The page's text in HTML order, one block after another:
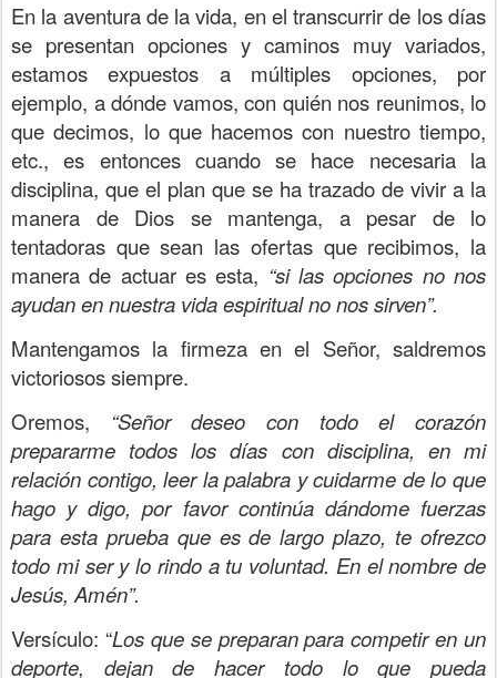
En la aventura de la vida, en el transcurrir de los días
se presentan opciones y caminos muy variados,
estamos expuestos a múltiples opciones, por
ejemplo, a dónde vamos, con quién nos reunimos, lo
que decimos, lo que hacemos con nuestro tiempo,
etc., es entonces cuando se hace necesaria la
disciplina, que el plan que se ha trazado de vivir a la
manera de Dios se mantenga, a pesar de lo
tentadoras que sean las ofertas que recibimos, la
manera de actuar es esta, “si las opciones no nos
ayudan en nuestra vida espiritual no nos sirven”.
Mantengamos la firmeza en el Señor, saldremos
victoriosos siempre.
Oremos, “Señor deseo con todo el corazón
prepararme todos los días con disciplina, en mi
relación contigo, leer la palabra y cuidarme de lo que
hago y digo, por favor continúa dándome fuerzas
para esta prueba que es de largo plazo, te ofrezco
todo mi ser y lo rindo a tu voluntad. En el nombre de
Jesús, Amén”.
Versículo: “Los que se preparan para competir en un
deporte, dejan de hacer todo lo que pueda